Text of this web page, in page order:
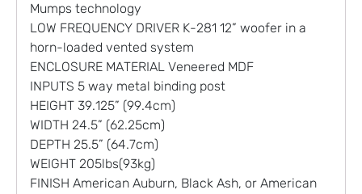
Mumps technology
LOW FREQUENCY DRIVER K-281 12” woofer in a
horn-loaded vented system
ENCLOSURE MATERIAL Veneered MDF
INPUTS 5 way metal binding post
HEIGHT 39.125” (99.4cm)
WIDTH 24.5” (62.25cm)
DEPTH 25.5” (64.7cm)
WEIGHT 205lbs(93kg)
FINISH American Auburn, Black Ash, or American